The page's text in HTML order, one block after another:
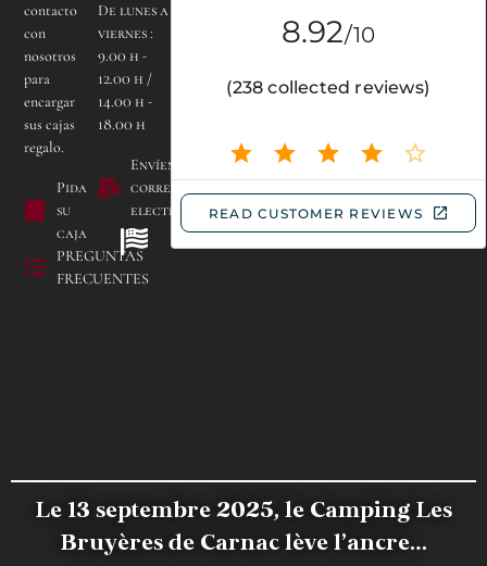
Camping Les Bruyères
Lieu dit Kerogile -
56340 CARNAC
De lunes a
viernes :
9.00 h -
12.00 h /
14.00 h -
18.00 h
Envíenos un
correo
electrónico
contacto
con
nosotros
para
encargar
sus cajas
regalo.
Pida
su
caja
PREGUNTAS
FRECUENTES
Le 13 septembre 2025, le Camping Les
Bruyères de Carnac lève l’ancre…